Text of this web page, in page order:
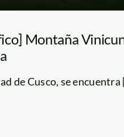
Montaña
de Cusco, se encuentra